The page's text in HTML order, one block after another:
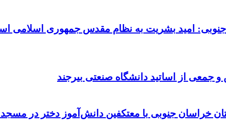
جنوبی‌: امید بشریت به نظام مقدس جمهوری اسلامی
جمعی از اساتید دانشگاه صنعتی بیرجند
خراسان جنوبی با معتکفین دانش‌آموز دختر در